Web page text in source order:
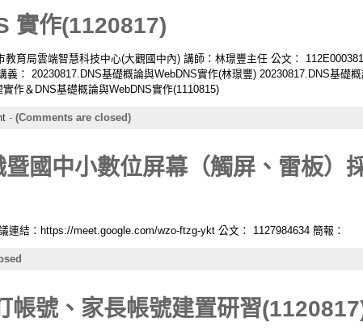
實作(1120817)
育局雲端智慧科技中心(大觀國中內) 講師：林璟豐主任 公文：
： 20230817.DNS基礎概論與WebDNS實作(林璟豐) 20230817.DNS基礎
作＆DNS基礎概論與WebDNS實作(1110815)
- (Comments are closed)
國中小數位屏幕（觸屏、雷板）
連結：https://meet.google.com/wzo-ftzg-ykt 公文： 1127984634 簡報：
帳號、家長帳號建置研習